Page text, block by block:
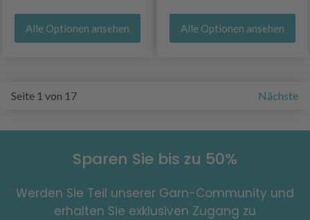
Alle Optionen ansehen Alle Optionen ansehen
Seite 1 von 17 Nächste
Sparen Sie bis zu 50%
Werden Sie Teil unserer Garn-Community und
erhalten Sie exklusiven Zugang zu